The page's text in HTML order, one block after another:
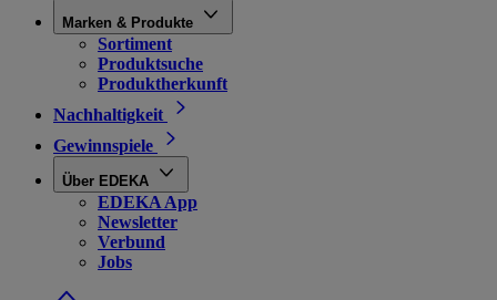
Marken & Produkte
Sortiment
Produktsuche
Produktherkunft
Nachhaltigkeit
Gewinnspiele
Über EDEKA
EDEKA App
Newsletter
Verbund
Jobs